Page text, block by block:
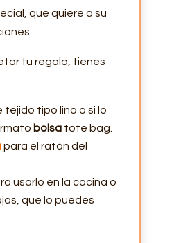
que quiere a su
tu regalo, tienes
tejido tipo lino o si lo
bolsatote bag.
para el ratón del
usarlo en la cocina o
que lo puedes